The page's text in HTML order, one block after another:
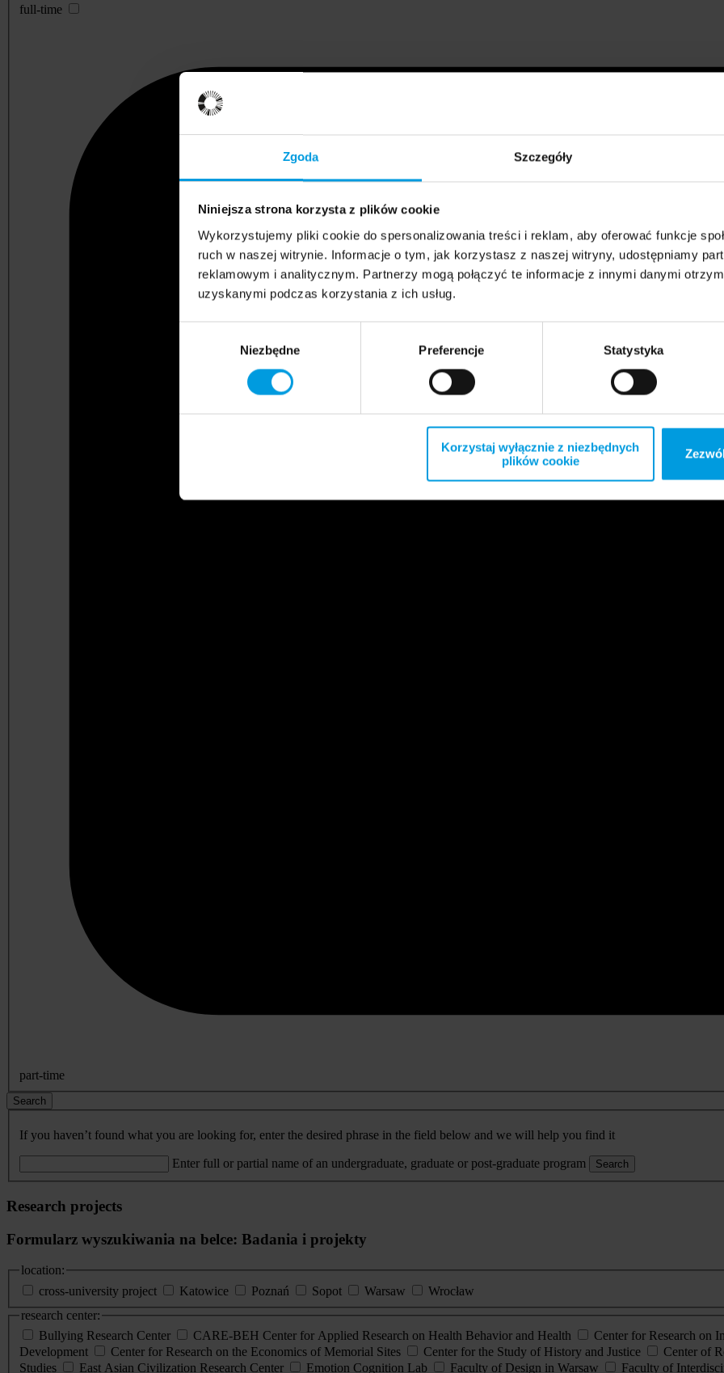
Zgoda Szczegóły
Niniejsza strona korzysta z plików cookie
Wykorzystujemy pliki cookie do spersonalizowania treści i reklam, aby oferować funkcje
ruch w naszej witrynie. Informacje o tym, jak korzystasz z naszej witryny, udostępniamy
reklamowym i analitycznym. Partnerzy mogą połączyć te informacje z innymi danymi
uzyskanymi podczas korzystania z ich usług.
Niezbędne Preferencje Statystyka
Korzystaj wyłącznie z niezbędnych
plików cookie
full-time
part-time
Search
If you haven’t found what you are looking for, enter the desired phrase in the field below and we will help you find it
Enter full or partial name of an undergraduate, graduate or post-graduate program Search
Research projects
Formularz wyszukiwania na belce: Badania i projekty
location:
cross-university project
Katowice Poznań Sopot Warsaw
Wrocław
research center:
Bullying Research Center
CARE-BEH Center for Applied Research on Health Behavior and Health
Center for Research on
Development
Center for Research on the Economics of Memorial Sites Center for the Study of History and Justice
Center of
Studies
East Asian Civilization Research Center Emotion Cognition Lab Faculty of Design in Warsaw Faculty of